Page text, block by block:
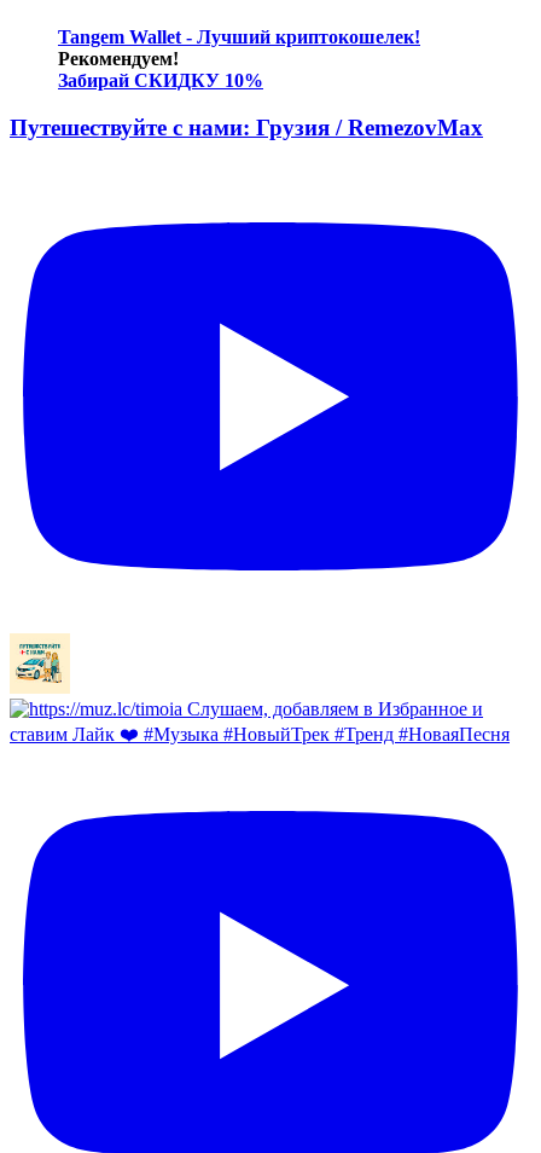
Tangem Wallet - Лучший криптокошелек!
Рекомендуем!
Забирай СКИДКУ 10%
Путешествуйте с нами: Грузия / RemezovMax